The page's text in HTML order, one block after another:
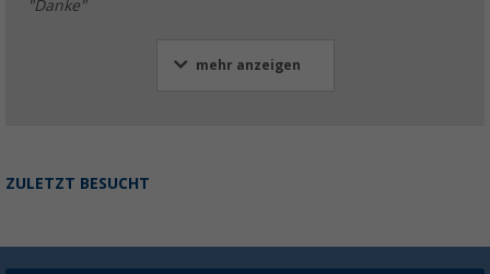
"Danke"
mehr anzeigen
ZULETZT BESUCHT